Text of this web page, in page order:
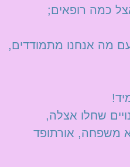
כמה רופאים;
מה אנחנו מתמודדים,
שחלו אצלה,
משפחה, אורתופד